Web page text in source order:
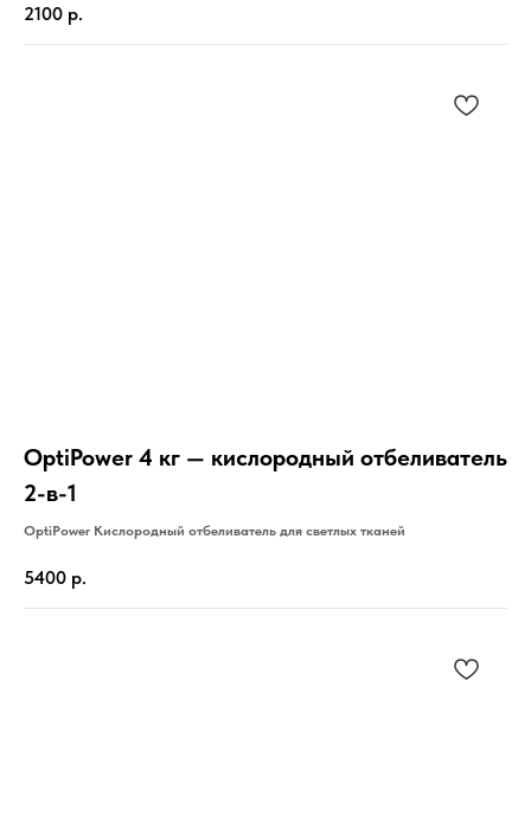
2100 р.
OptiPower 4 кг — кислородный отбеливатель
2-в-1
OptiPower Кислородный отбеливатель для светлых тканей
5400 р.